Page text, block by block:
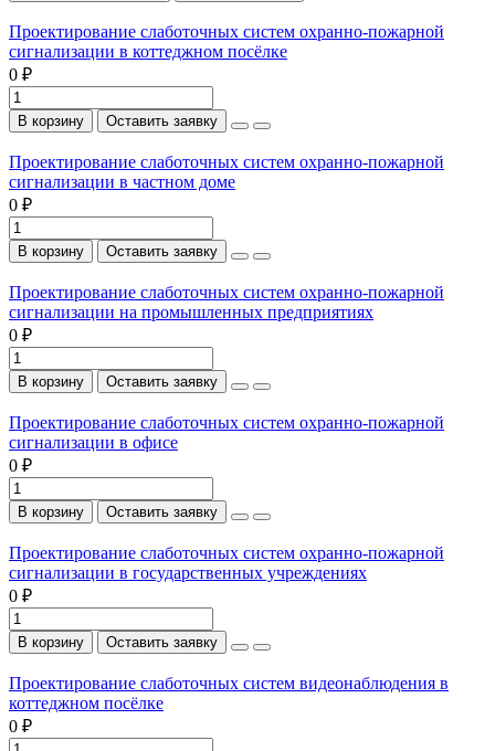
Проектирование слаботочных систем охранно-пожарной
сигнализации в коттеджном посёлке
0 ₽
В корзину Оставить заявку
Проектирование слаботочных систем охранно-пожарной
сигнализации в частном доме
0 ₽
В корзину Оставить заявку
Проектирование слаботочных систем охранно-пожарной
сигнализации на промышленных предприятиях
0 ₽
В корзину Оставить заявку
Проектирование слаботочных систем охранно-пожарной
сигнализации в офисе
0 ₽
В корзину Оставить заявку
Проектирование слаботочных систем охранно-пожарной
сигнализации в государственных учреждениях
0 ₽
В корзину Оставить заявку
Проектирование слаботочных систем видеонаблюдения в
коттеджном посёлке
0 ₽